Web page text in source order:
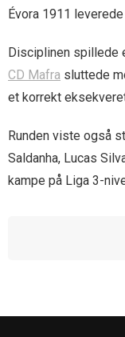
Évora 1911
Disciplinen spillede
CD Mafra sluttede
et korrekt
Runden viste også
Saldanha, Lucas
kampe på Liga 3-